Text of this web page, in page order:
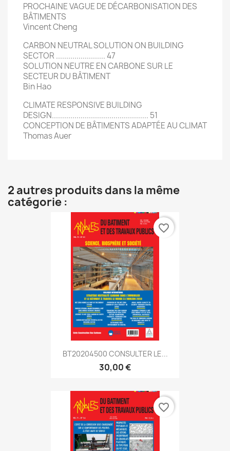
PROCHAINE VAGUE DE DÉCARBONISATION DES
BÂTIMENTS
Vincent Cheng
CARBON NEUTRAL SOLUTION ON BUILDING
SECTOR ........................ 47
SOLUTION NEUTRE EN CARBONE SUR LE
SECTEUR DU BÂTIMENT
Bin Hao
CLIMATE RESPONSIVE BUILDING
DESIGN............................................... 51
CONCEPTION DE BÂTIMENTS ADAPTÉE AU CLIMAT
Thomas Auer
2 autres produits dans la même
catégorie :
BT20204500 CONSULTER LE...
30,00 €
favorite_border
favorite_border